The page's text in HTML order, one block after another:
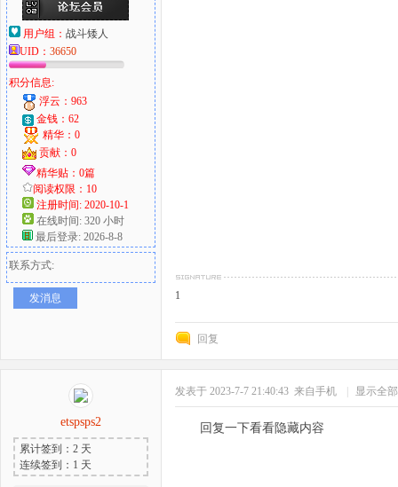
用户组： 战斗矮人
UID： 36650
积分信息:
浮云：963
金钱：62
精华：0
贡献：0
精华贴：0篇
阅读权限：10
注册时间: 2020-10-1
在线时间: 320 小时
最后登录: 2026-8-8
联系方式:
发消息 1
回复
etspsps2
累计签到：2 天
连续签到：1 天
发表于 2023-7-7 21:40:43 来自手机 显示全
回复一下看看隐藏内容